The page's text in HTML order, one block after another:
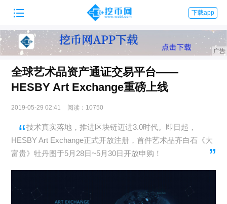
 下载app
全球艺术品资产通证交易平台——
HESBY Art Exchange重磅上线
2019-05-29 02:41 阅读：10750
技术真实落地，推进区块链迈进3.0时代。即日起，
HESBY Art Exchange正式开放注册，首件艺术品齐白石《大
富贵》牡丹图于5月28日~5月30日开放申购！